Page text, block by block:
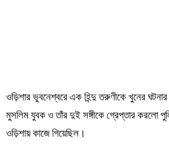
ওড়িশার ভুবনেশ্বরে এক হিন্দু তরুণীকে খুনের
মুসলিম যুবক ও তাঁর দুই সঙ্গীকে গ্রেপ্তার করলো
ওড়িশায় কাজে গিয়েছিল।